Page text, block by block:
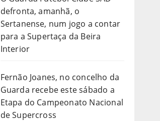
defronta, amanhã, o
Sertanense, num jogo a contar
para a Supertaça da Beira
Interior
Fernão Joanes, no concelho da
Guarda recebe este sábado a
Etapa do Campeonato Nacional
de Supercross